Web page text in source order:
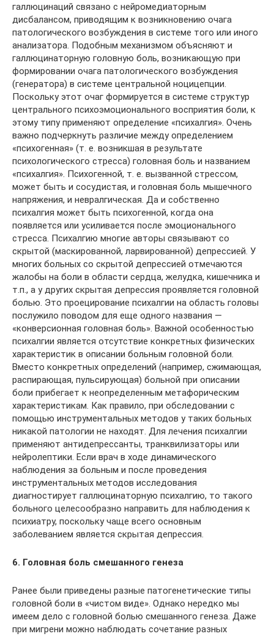
галлюцинаций связано с нейромедиаторным
дисбалансом, приводящим к возникновению очага
патологического возбуждения в системе того или иного
анализатора. Подобным механизмом объясняют и
галлюцинаторную головную боль, возникающую при
формировании очага патологического возбуждения
(генератора) в системе центральной ноцицепции.
Поскольку этот очаг формируется в системе структур
центрального психоэмоционального восприятия боли, к
этому типу применяют определение «психалгия». Очень
важно подчеркнуть различие между определением
«психогенная» (т. е. возникшая в результате
психологического стресса) головная боль и названием
«психалгия». Психогенной, т. е. вызванной стрессом,
может быть и сосудистая, и головная боль мышечного
напряжения, и невралгическая. Да и собственно
психалгия может быть психогенной, когда она
появляется или усиливается после эмоционального
стресса. Психалгию многие авторы связывают со
скрытой (маскированной, ларвированной) депрессией. У
многих больных со скрытой депрессией отмечаются
жалобы на боли в области сердца, желудка, кишечника и
т.п., а у других скрытая депрессия проявляется головной
болью. Это проецирование психалгии на область головы
послужило поводом для еще одного названия —
«конверсионная головная боль». Важной особенностью
психалгии является отсутствие конкретных физических
характеристик в описании больным головной боли.
Вместо конкретных определений (например, сжимающая,
распирающая, пульсирующая) больной при описании
боли прибегает к неопределенным метафорическим
характеристикам. Как правило, при обследовании с
помощью инструментальных методов у таких больных
никакой патологии не находят. Для лечения психалгии
применяют антидепрессанты, транквилизаторы или
нейролептики. Если врач в ходе динамического
наблюдения за больным и после проведения
инструментальных методов исследования
диагностирует галлюцинаторную психалгию, то такого
больного целесообразно направить для наблюдения к
психиатру, поскольку чаще всего основным
заболеванием является скрытая депрессия.
6. Головная боль смешанного генеза
Ранее были приведены разные патогенетические типы
головной боли в «чистом виде». Однако нередко мы
имеем дело с головной болью смешанного генеза. Даже
при мигрени можно наблюдать сочетание разных